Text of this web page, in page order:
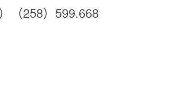
（258）599.668